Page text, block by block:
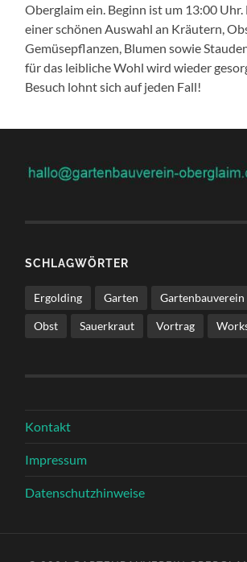
Oberglaim ein. Beginn ist um 13:00 Uhr.
einer schönen Auswahl an Kräutern,
Gemüsepflanzen, Blumen sowie
für das leibliche Wohl wird wieder
Besuch lohnt sich auf jeden Fall!
SCHLAGWÖRTER
Ergolding Garten Gartenbauverein
Obst Sauerkraut Vortrag
Kontakt
Impressum
Datenschutzhinweise